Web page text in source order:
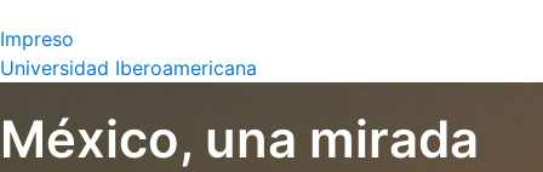
Impreso
Universidad Iberoamericana
México, una mirada